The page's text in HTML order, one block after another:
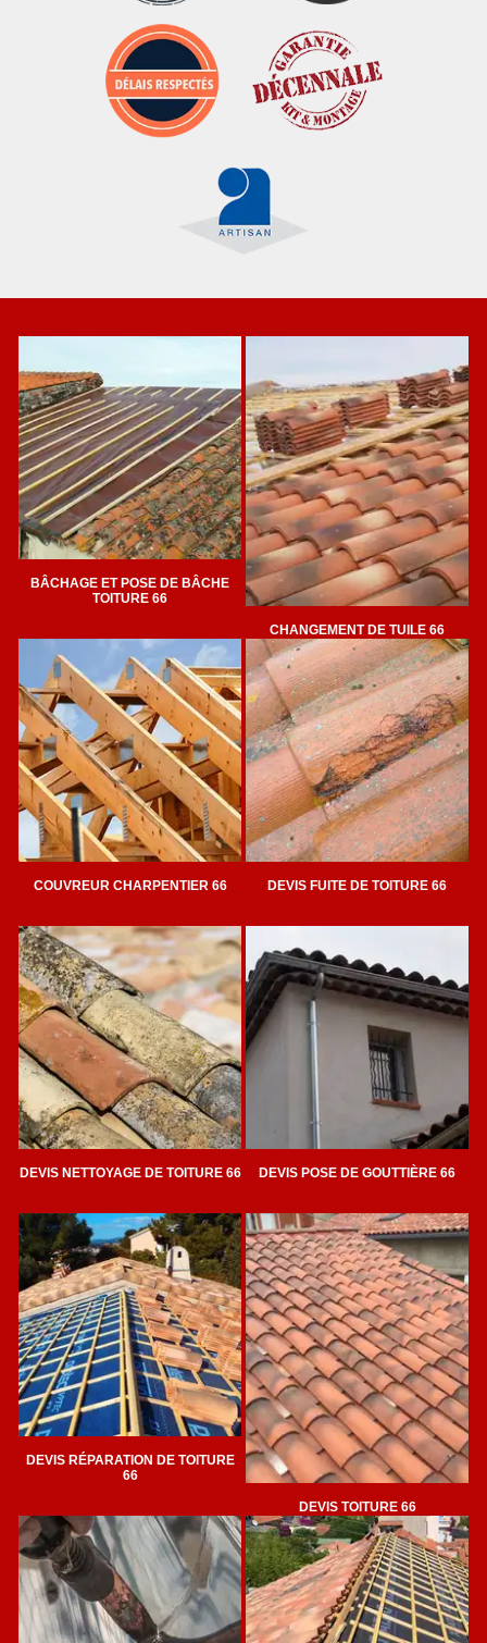
BÂCHAGE ET POSE DE BÂCHE
TOITURE 66
CHANGEMENT DE TUILE 66
COUVREUR CHARPENTIER 66 DEVIS FUITE DE TOITURE 66
DEVIS NETTOYAGE DE TOITURE 66 DEVIS POSE DE GOUTTIÈRE 66
DEVIS RÉPARATION DE TOITURE
66
DEVIS TOITURE 66